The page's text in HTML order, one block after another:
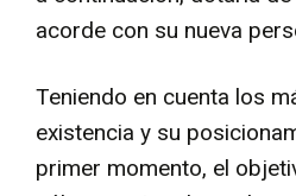
acorde con su nueva
Teniendo en cuenta los
existencia y su
primer momento, el